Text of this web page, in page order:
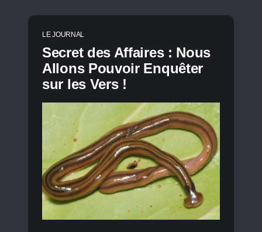
LE JOURNAL
Secret des Affaires : Nous
Allons Pouvoir Enquêter
sur les Vers !